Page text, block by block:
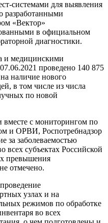
системами для выявления
разработанными
«Вектор»
в официальном
диагностики.
и медицинскими
проведено 140 875
наличие нового
в том числе из числа
по новой
с мониторингом по
и ОРВИ, Роспотребнадзор
за заболеваемостью
субъектах Российской
превышения
отмечено.
узлах и на
режимов по обработке
во всех